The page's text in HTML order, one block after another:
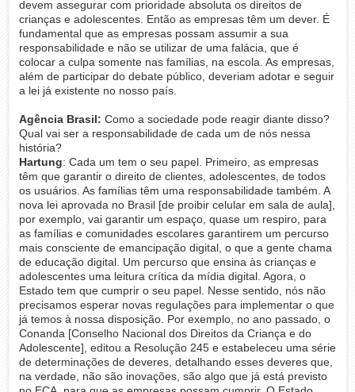
devem assegurar com prioridade absoluta os direitos de
crianças e adolescentes. Então as empresas têm um dever. É
fundamental que as empresas possam assumir a sua
responsabilidade e não se utilizar de uma falácia, que é
colocar a culpa somente nas famílias, na escola. As empresas,
além de participar do debate público, deveriam adotar e seguir
a lei já existente no nosso país.
Agência Brasil: Como a sociedade pode reagir diante disso?
Qual vai ser a responsabilidade de cada um de nós nessa
história?
Hartung: Cada um tem o seu papel. Primeiro, as empresas
têm que garantir o direito de clientes, adolescentes, de todos
os usuários. As famílias têm uma responsabilidade também. A
nova lei aprovada no Brasil [de proibir celular em sala de aula],
por exemplo, vai garantir um espaço, quase um respiro, para
as famílias e comunidades escolares garantirem um percurso
mais consciente de emancipação digital, o que a gente chama
de educação digital. Um percurso que ensina às crianças e
adolescentes uma leitura crítica da mídia digital. Agora, o
Estado tem que cumprir o seu papel. Nesse sentido, nós não
precisamos esperar novas regulações para implementar o que
já temos à nossa disposição. Por exemplo, no ano passado, o
Conanda [Conselho Nacional dos Direitos da Criança e do
Adolescente], editou a Resolução 245 e estabeleceu uma série
de determinações de deveres, detalhando esses deveres que,
na verdade, não são inovações, são algo que já está previsto